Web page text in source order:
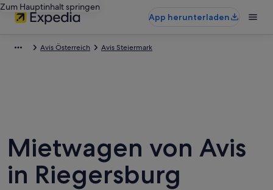
Zum Hauptinhalt springen
App herunterladen
Avis Österreich Avis Steiermark
Mietwagen von Avis
in Riegersburg